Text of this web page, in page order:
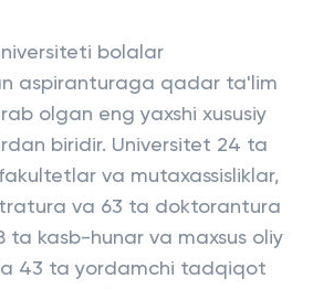
bolalar
aspiranturaga qadar ta'lim
olgan eng yaxshi xususiy
biridir. Universitet 24 ta
va mutaxassisliklar,
va 63 ta doktorantura
ta kasb-hunar va maxsus oliy
43 ta yordamchi tadqiqot